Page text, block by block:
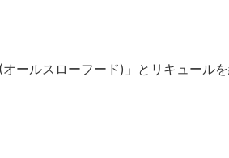
ールスローフード)」とリキュール